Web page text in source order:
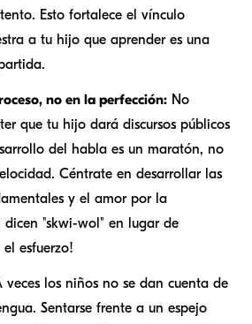
Esto fortalece el vínculo
a tu hijo que aprender es una
no en la perfección: No
que tu hijo dará discursos públicos
del habla es un maratón, no
Céntrate en desarrollar las
y el amorpor la
dicen "skwi-wol" en lugar de
el esfuerzo!
veces los niños no se dan cuenta de
Sentarse frente a un espejo